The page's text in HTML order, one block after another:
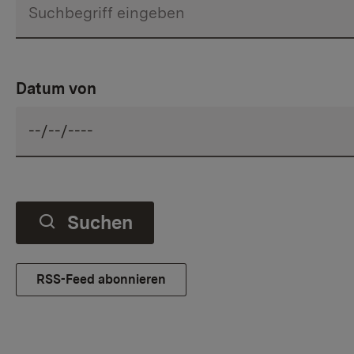
Datum von
Suchen
RSS-Feed abonnieren